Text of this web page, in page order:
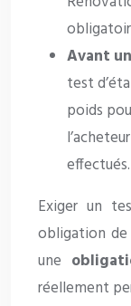
Avant
test
poids
effectués.
Exiger un
obligation de
une
réellement